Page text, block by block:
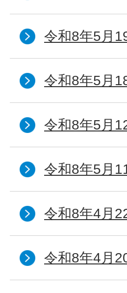
令和8年5月
令和8年5月
令和8年5月
令和8年5月
令和8年4月
令和8年4月